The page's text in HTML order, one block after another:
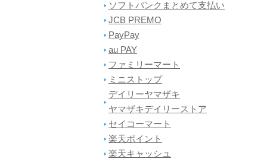
ソフトバンクまとめて支払い
JCB PREMO
PayPay
au PAY
ファミリーマート
ミニストップ
デイリーヤマザキ
ヤマザキデイリーストア
セイコーマート
楽天ポイント
楽天キャッシュ